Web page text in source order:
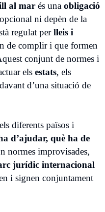
al mar és una obligació
ni depèn de la
regulat perlleis i
de complir i que formen
conjunt de normes i
els estats, els
davant d’una situació de
diferents països i
d’ajudar, què ha de
normes improvisades,
jurídic internacional
i signen conjuntament